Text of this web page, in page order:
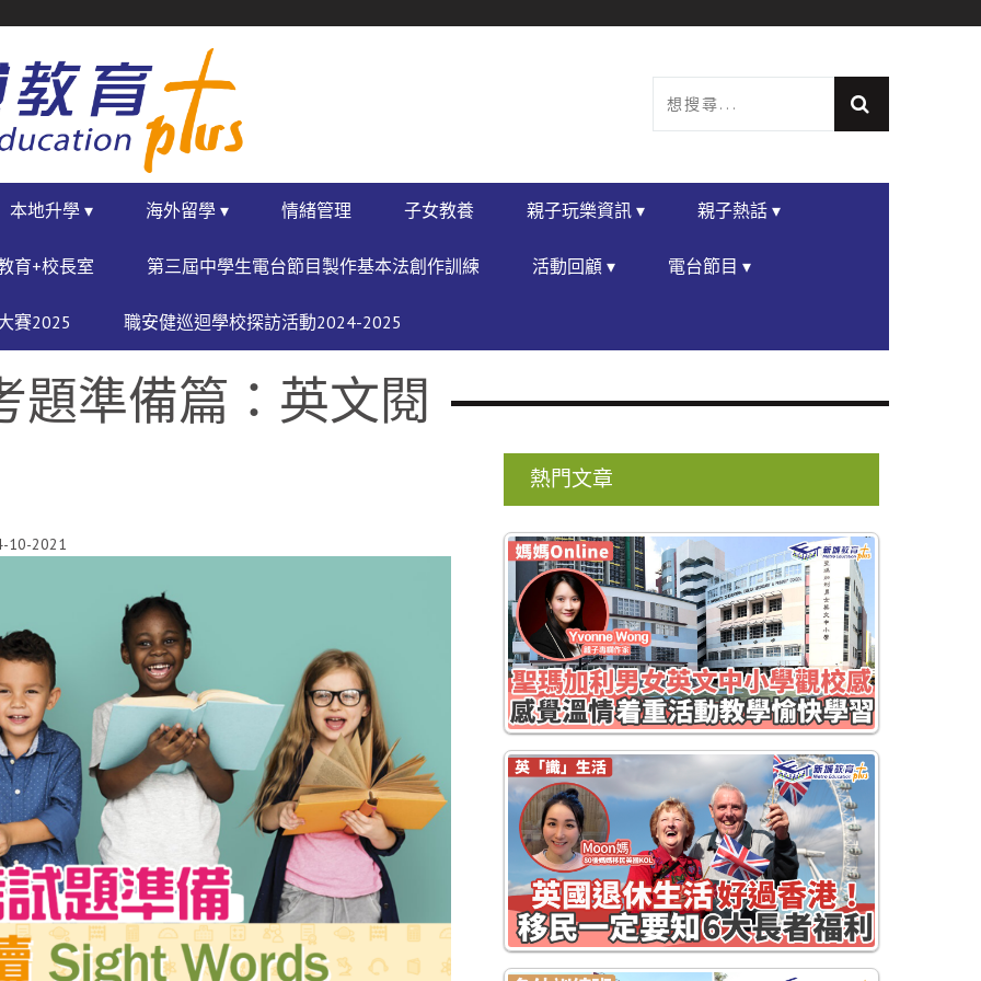
本地升學 ▾ 海外留學 ▾ 情緒管理 子女教養 親子玩樂資訊 ▾ 親子熱話 ▾
育+校長室 第三屆中學生電台節目製作基本法創作訓練 活動回顧 ▾ 電台節目 ▾
賽2025 職安健巡迴學校探訪活動2024-2025
題‌準‌備‌篇‌：‌英‌文‌閱‌
10-2021
熱門文章